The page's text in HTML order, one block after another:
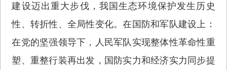
建设迈出重大步伐，我国生态环境保护发生历史
性、转折性、全局性变化。在国防和军队建设上：
在党的坚强领导下，人民军队实现整体性革命性重
塑、重整行装再出发，国防实力和经济实力同步提